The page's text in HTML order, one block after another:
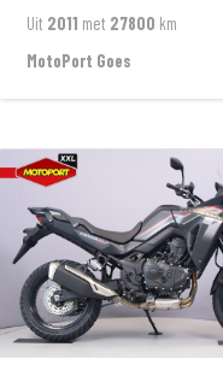
Uit 2011 met 27800 km
MotoPort Goes